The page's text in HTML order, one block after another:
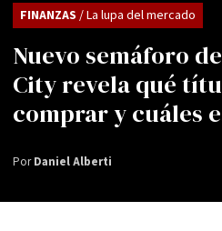
Nuevo semáforo
City revela qué
comprar y cuáles
FINANZAS / La lupa del mercado
PorDaniel Alberti